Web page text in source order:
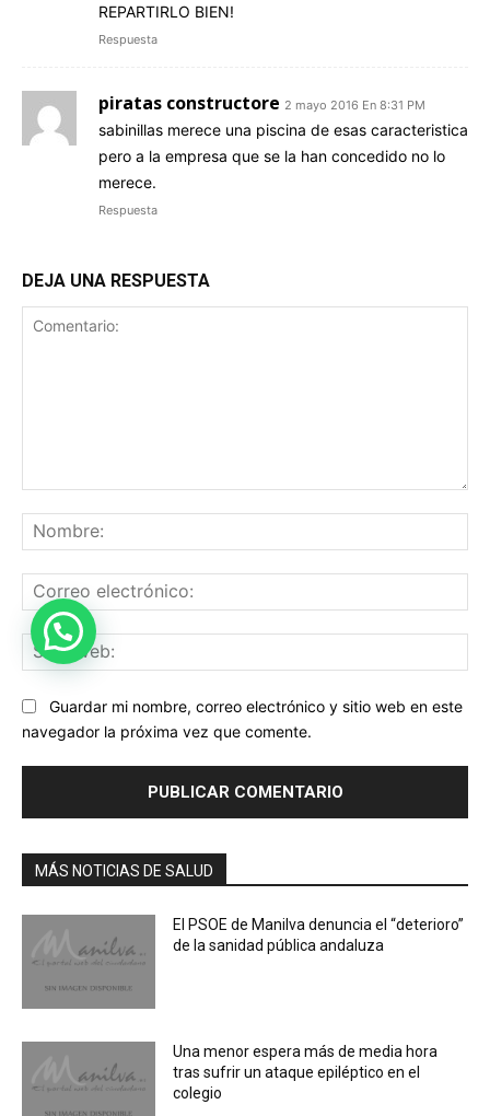
REPARTIRLO BIEN!
Respuesta
piratas constructore 2 mayo 2016 En 8:31 PM
sabinillas merece una piscina de esas caracteristica
pero a la empresa que se la han concedido no lo
merece.
Respuesta
DEJA UNA RESPUESTA
Guardar mi nombre, correo electrónico y sitio web en este
navegador la próxima vez que comente.
MÁS NOTICIAS DE SALUD
El PSOE de Manilva denuncia el “deterioro”
de la sanidad pública andaluza
Una menor espera más de media hora
tras sufrir un ataque epiléptico en el
colegio